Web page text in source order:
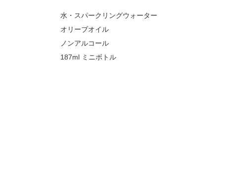
水・スパークリングウォーター
オリーブオイル
ノンアルコール
187ml ミニボトル